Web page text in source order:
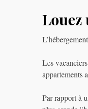
Louez
Les
appartements
Par rapport à